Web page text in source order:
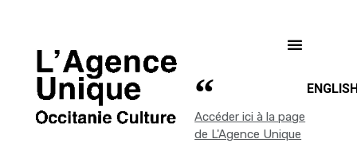
Accéder ici à la page
de L'Agence Unique